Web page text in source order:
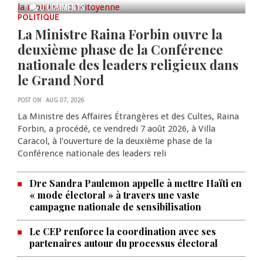
0 COMMENTS
POLITIQUE
La Ministre Raina Forbin ouvre la
deuxième phase de la Conférence
nationale des leaders religieux dans
le Grand Nord
POST ON AUG 07, 2026
La Ministre des Affaires Étrangères et des Cultes, Raina
Forbin, a procédé, ce vendredi 7 août 2026, à Villa
Caracol, à l'ouverture de la deuxième phase de la
Conférence nationale des leaders reli
Dre Sandra Paulemon appelle à mettre Haïti en
« mode électoral » à travers une vaste
campagne nationale de sensibilisation
Le CEP renforce la coordination avec ses
partenaires autour du processus électoral